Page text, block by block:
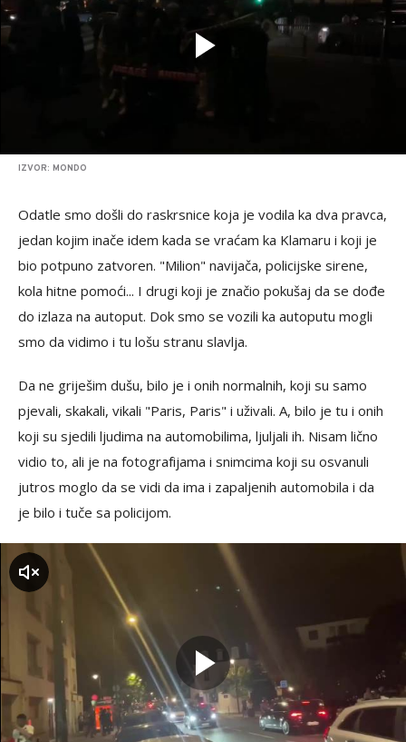
IZVOR: MONDO
Odatle smo došli do raskrsnice koja je vodila ka dva pravca,
jedan kojim inače idem kada se vraćam ka Klamaru i koji je
bio potpuno zatvoren. "Milion" navijača, policijske sirene,
kola hitne pomoći... I drugi koji je značio pokušaj da se dođe
do izlaza na autoput. Dok smo se vozili ka autoputu mogli
smo da vidimo i tu lošu stranu slavlja.
Da ne griješim dušu, bilo je i onih normalnih, koji su samo
pjevali, skakali, vikali "Paris, Paris" i uživali. A, bilo je tu i onih
koji su sjedili ljudima na automobilima, ljuljali ih. Nisam lično
vidio to, ali je na fotografijama i snimcima koji su osvanuli
jutros moglo da se vidi da ima i zapaljenih automobila i da
je bilo i tuče sa policijom.